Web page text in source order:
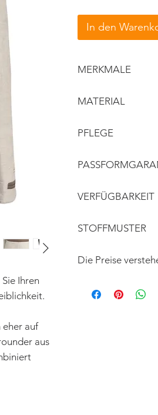
Ihren
auf
aus
In den
MERKMALE
taillierter Schnitt
paspelierte
aufwendig
MATERIAL
Futter: Viskose
PFLEGE
passend gemacht.
kann dieses gerne
VERFÜGBARKEIT
Österreich: 1-2
Schweiz: 3-7
STOFFMUSTER
einem Erlebnis zu
Eine kurze E-Mail
Die Preise